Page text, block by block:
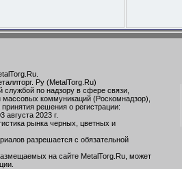
Ру (MetalTorg.Ru)
службой по надзору в сфере связи,
коммуникаций (Роскомнадзор),
решения о регистрации:
2023 г.
рынка черных, цветных и
разрешается с обязательной
на сайте MetalTorg.Ru, может